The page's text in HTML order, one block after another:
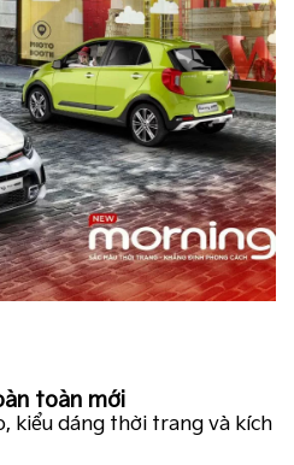
toàn mới
kiểu dáng thời trang và kích